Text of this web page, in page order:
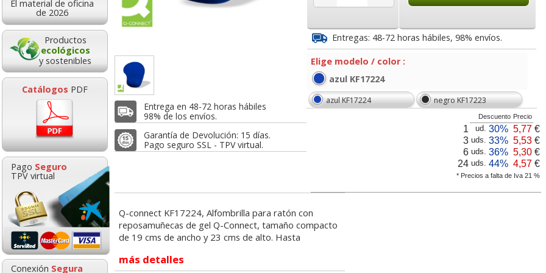
El material de oficina
de 2026
Productos
ecológicos
y sostenibles
Catálogos PDF
Pago Seguro
TPV virtual
Conexión Segura
Entrega en 48-72 horas hábiles
98% de los envíos.
Garantía de Devolución: 15 días.
Pago seguro SSL - TPV virtual.
Entregas: 48-72 horas hábiles, 98% envíos.
Elige modelo / color :
azul KF17224
azul KF17224 negro KF17223
* Precios a falta de Iva 21 %
Descuento Precio
1 ud. 30% 5,77 €
3 uds. 33% 5,53 €
6 uds. 36% 5,30 €
24 uds. 44% 4,57 €
Q-connect KF17224, Alfombrilla para ratón con
reposamuñecas de gel Q-Connect, tamaño compacto
de 19 cms de ancho y 23 cms de alto. Hasta
más detalles
4,95 €
con Iva
desde:10,95
13,25 con Iva
4,57 5,50
con
de
Tunel
13,95 €
con Iva
Alfombrilla con
reposamuñecas Gel
19x23 cm económica
Negro
desde:4,57 €
5,53 con Iva
desde:5,50 €
6,66 con Iva
Reposamuñecas
flexible para teclado
Fellowes I-Spire Negro
moldeable maleable
para carboncillo o
grafito
0,89
Cartucho original
N9K05AE tricolor
14,89